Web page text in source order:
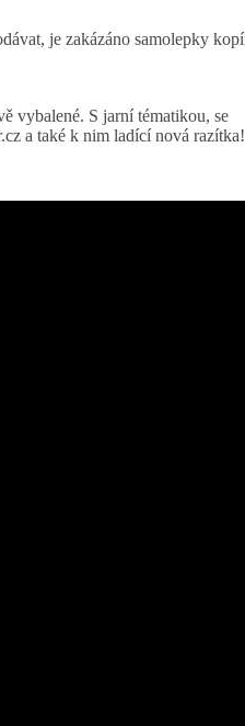
vybalené. S jarní tématikou, se
a také k nim ladící nová razítka!